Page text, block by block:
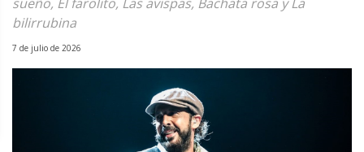
bilirrubina
7 de julio de 2026